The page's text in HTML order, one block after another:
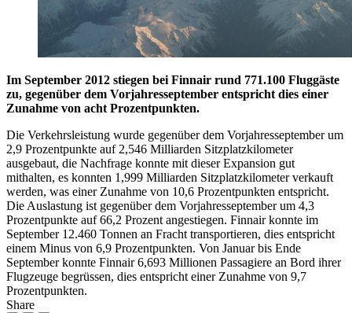
Im September 2012 stiegen bei Finnair rund 771.100 Fluggäste
zu, gegenüber dem Vorjahresseptember entspricht dies einer
Zunahme von acht Prozentpunkten.
Die Verkehrsleistung wurde gegenüber dem Vorjahresseptember um
2,9 Prozentpunkte auf 2,546 Milliarden Sitzplatzkilometer
ausgebaut, die Nachfrage konnte mit dieser Expansion gut
mithalten, es konnten 1,999 Milliarden Sitzplatzkilometer verkauft
werden, was einer Zunahme von 10,6 Prozentpunkten entspricht.
Die Auslastung ist gegenüber dem Vorjahresseptember um 4,3
Prozentpunkte auf 66,2 Prozent angestiegen. Finnair konnte im
September 12.460 Tonnen an Fracht transportieren, dies entspricht
einem Minus von 6,9 Prozentpunkten. Von Januar bis Ende
September konnte Finnair 6,693 Millionen Passagiere an Bord ihrer
Flugzeuge begrüssen, dies entspricht einer Zunahme von 9,7
Prozentpunkten.
Share